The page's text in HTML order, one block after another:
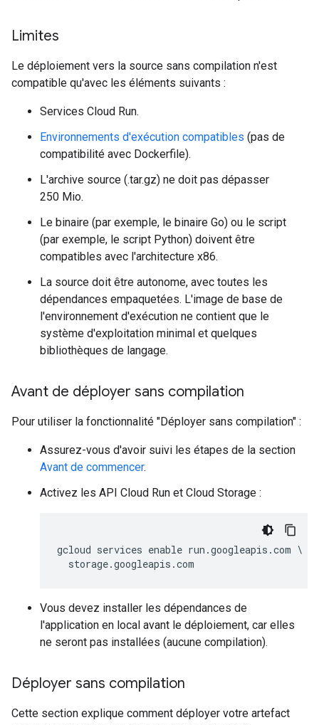
Limites
Le déploiement vers la source sans compilation n'est
compatible qu'avec les éléments suivants :
Services Cloud Run.
Environnements d'exécution compatibles (pas de
compatibilité avec Dockerfile).
L'archive source (.tar.gz) ne doit pas dépasser
250 Mio.
Le binaire (par exemple, le binaire Go) ou le script
(par exemple, le script Python) doivent être
compatibles avec l'architecture x86.
La source doit être autonome, avec toutes les
dépendances empaquetées. L'image de base de
l'environnement d'exécution ne contient que le
système d'exploitation minimal et quelques
bibliothèques de langage.
Avant de déployer sans compilation
Pour utiliser la fonctionnalité "Déployer sans compilation" :
Assurez-vous d'avoir suivi les étapes de la section
Avant de commencer.
Activez les API Cloud Run et Cloud Storage :
gcloud services enable run.googleapis.com \
Vous devez installer les dépendances de
l'application en local avant le déploiement, car elles
ne seront pas installées (aucune compilation).
Déployer sans compilation
Cette section explique comment déployer votre artefact